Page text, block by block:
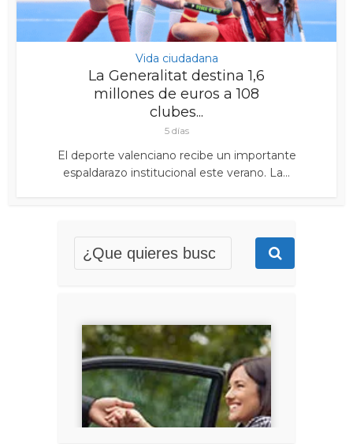
Vida ciudadana
La Generalitat destina 1,6
millones de euros a 108
clubes...
5 días
El deporte valenciano recibe un importante
espaldarazo institucional este verano. La...